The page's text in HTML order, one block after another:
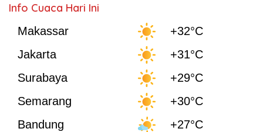
Info Cuaca Hari Ini
Makassar
+32°C
Jakarta
+31°C
Surabaya
+29°C
Semarang
+30°C
Bandung
+27°C